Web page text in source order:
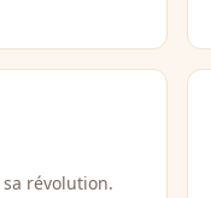
révolution.